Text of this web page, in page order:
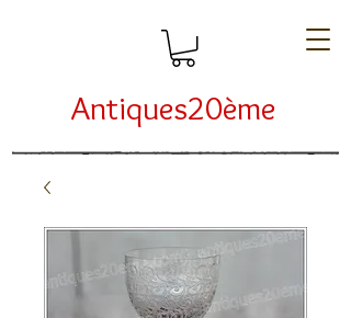
Antiques20ème